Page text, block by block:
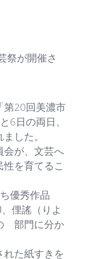
が開催さ
20回美濃市
6日の両日、
した。
が、文芸へ
を育てるこ
優秀作品
俚謠（りよ
部門に分か
た紙すきを